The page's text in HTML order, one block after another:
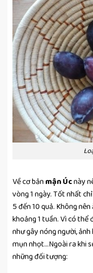
Về cơ bảnmận Úcnày
vòng 1 ngày. Tốt nhất
5 đến 10 quả. Không
khoảng 1 tuần. Vì có thể
như gây nóng người,
mụn nhọt…Ngoài ra khi
những đối tượng: